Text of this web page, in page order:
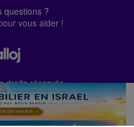
questions ?
vous aider !
droits réservés